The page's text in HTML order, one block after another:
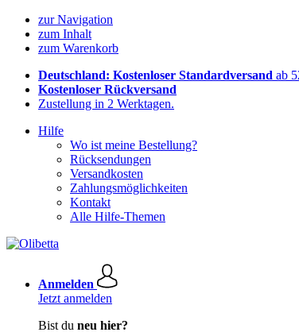
zur Navigation
zum Inhalt
zum Warenkorb
Deutschland: Kostenloser Standardversand ab
Kostenloser Rückversand
Zustellung in 2 Werktagen.
Hilfe
Wo ist meine Bestellung?
Rücksendungen
Versandkosten
Zahlungsmöglichkeiten
Kontakt
Alle Hilfe-Themen
Anmelden
Jetzt anmelden
Bist du neu hier?